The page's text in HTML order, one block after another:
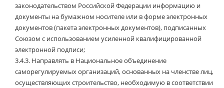
законодательством Российской Федерации информацию и
документы на бумажном носителе или в форме электронных
документов (пакета электронных документов), подписанных
Союзом с использованием усиленной квалифицированной
электронной подписи;
3.4.3. Направлять в Национальное объединение
саморегулируемых организаций, основанных на членстве лиц,
осуществляющих строительство, необходимую в соответствии